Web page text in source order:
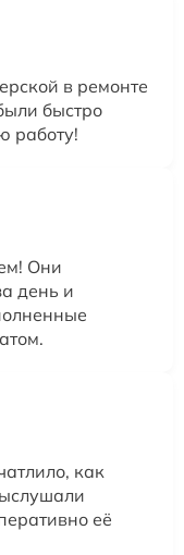
в ремонте
быстро
работу!
Они
день и
как
её